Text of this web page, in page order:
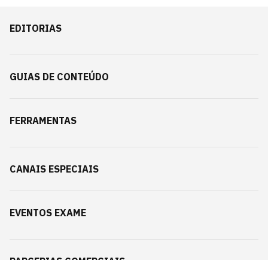
EDITORIAS
GUIAS DE CONTEÚDO
FERRAMENTAS
CANAIS ESPECIAIS
EVENTOS EXAME